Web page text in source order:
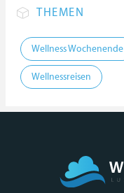
THEMEN
Wellness Wochenende
Wellnessreisen